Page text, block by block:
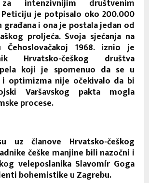
intenzivnijim društvenim
je potpisalo oko 200.000
građana i ona je postala jedan od
proljeća. Svoja sjećanja na
Čehoslovačakoj 1968. iznio je
Hrvatsko-češkog društva
koji je spomenuo da se u
i optimizma nije očekivalo da bi
Varšavskog pakta mogla
procese.
uz članove Hrvatsko-češkog
češke manjine bili nazočni i
veleposlanika Slavomír Goga
bohemistike u Zagrebu.